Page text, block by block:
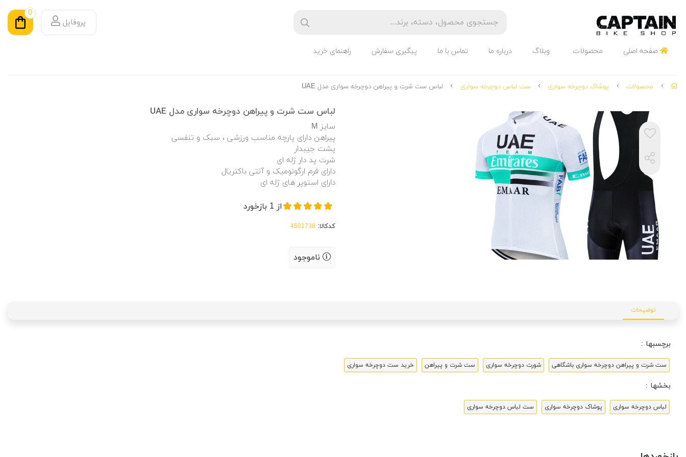
پروفایل
0
صفحه اصلی محصولات وبلاگ درباره ما تماس با ما پیگیری سفارش راهنمای خرید
محصولات پوشاک دوچرخه سواری ست لباس دوچرخه سواری لباس ست شرت و پیراهن دوچرخه سواری مدل UAE
لباس ست شرت و پیراهن دوچرخه سواری مدل UAE
سایز M
پیراهن دارای پارچه مناسب ورزشی ، سبک و تنفسی
پشت جیبدار
شرت پد دار ژله ای
دارای فرم ارگونومیک و آنتی باکتریال
دارای استوپر های ژله ای
از 1 بازخورد
کدکالا:
ناموجود
توضیحات
برچسبها :
ست شرت و پیراهن دوچرخه سواری باشگاهی شورت دوچرخه سواری ست شرت و پیراهن خرید ست دوچرخه سواری
بخشها :
لباس دوچرخه سواری پوشاک دوچرخه سواری ست لباس دوچرخه سواری